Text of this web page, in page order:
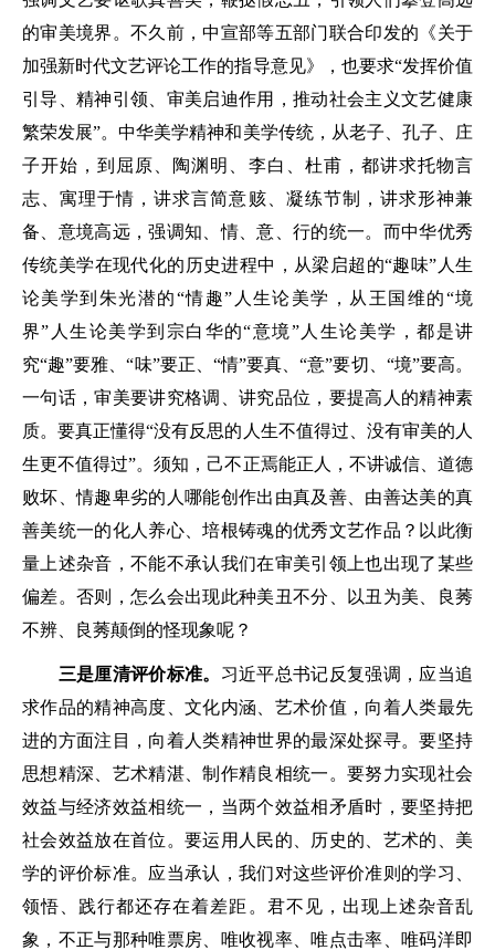
的审美境界。不久前，中宣部等五部门联合印发的《关于
加强新时代文艺评论工作的指导意见》，也要求“发挥价值
引导、精神引领、审美启迪作用，推动社会主义文艺健康
繁荣发展”。中华美学精神和美学传统，从老子、孔子、庄
子开始，到屈原、陶渊明、李白、杜甫，都讲求托物言
志、寓理于情，讲求言简意赅、凝练节制，讲求形神兼
备、意境高远，强调知、情、意、行的统一。而中华优秀
传统美学在现代化的历史进程中，从梁启超的“趣味”人生
论美学到朱光潜的“情趣”人生论美学，从王国维的“境
界”人生论美学到宗白华的“意境”人生论美学，都是讲
究“趣”要雅、“味”要正、“情”要真、“意”要切、“境”要高。
一句话，审美要讲究格调、讲究品位，要提高人的精神素
质。要真正懂得“没有反思的人生不值得过、没有审美的人
生更不值得过”。须知，己不正焉能正人，不讲诚信、道德
败坏、情趣卑劣的人哪能创作出由真及善、由善达美的真
善美统一的化人养心、培根铸魂的优秀文艺作品？以此衡
量上述杂音，不能不承认我们在审美引领上也出现了某些
偏差。否则，怎么会出现此种美丑不分、以丑为美、良莠
不辨、良莠颠倒的怪现象呢？
三是厘清评价标准。 习近平总书记反复强调，应当追
求作品的精神高度、文化内涵、艺术价值，向着人类最先
进的方面注目，向着人类精神世界的最深处探寻。要坚持
思想精深、艺术精湛、制作精良相统一。要努力实现社会
效益与经济效益相统一，当两个效益相矛盾时，要坚持把
社会效益放在首位。要运用人民的、历史的、艺术的、美
学的评价标准。应当承认，我们对这些评价准则的学习、
领悟、践行都还存在着差距。君不见，出现上述杂音乱
象，不正与那种唯票房、唯收视率、唯点击率、唯码洋即